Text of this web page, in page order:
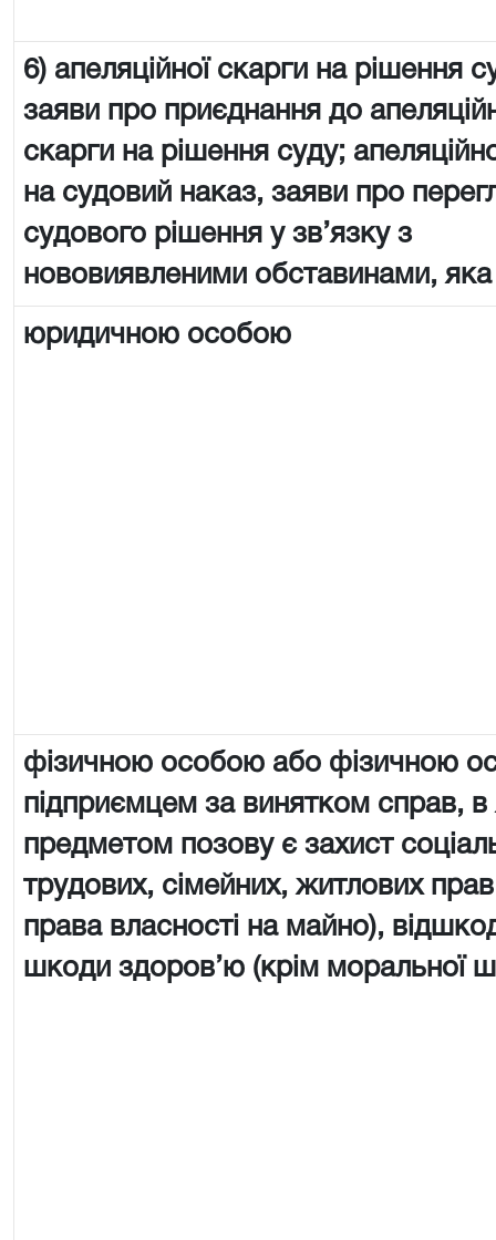
6) апеляційної скарги на рішення
заяви про приєднання до
скарги на рішення суду;
на судовий наказ, заяви про
судового рішення у зв’язку з
нововиявленими обставинами,
юридичною особою
фізичною особою або фізичною
підприємцем за винятком справ, в
предметом позову є захист
трудових, сімейних, житлових
права власності на майно),
шкоди здоров’ю (крім моральної